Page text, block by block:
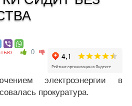
0
электроэнергии в
прокуратура.